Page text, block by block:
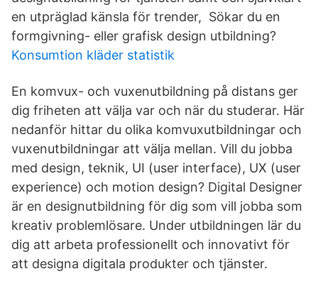
en utpräglad känsla för trender, Sökar du en
formgivning- eller grafisk design utbildning?
Konsumtion kläder statistik
En komvux- och vuxenutbildning på distans ger
dig friheten att välja var och när du studerar. Här
nedanför hittar du olika komvuxutbildningar och
vuxenutbildningar att välja mellan. Vill du jobba
med design, teknik, UI (user interface), UX (user
experience) och motion design? Digital Designer
är en designutbildning för dig som vill jobba som
kreativ problemlösare. Under utbildningen lär du
dig att arbeta professionellt och innovativt för
att designa digitala produkter och tjänster.